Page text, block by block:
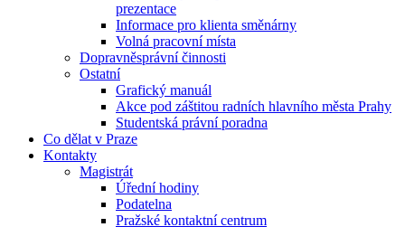
prezentace
Informace pro klienta směnárny
Volná pracovní místa
Dopravněsprávní činnosti
Ostatní
Grafický manuál
Akce pod záštitou radních hlavního města Prahy
Studentská právní poradna
Co dělat v Praze
Kontakty
Magistrát
Úřední hodiny
Podatelna
Pražské kontaktní centrum